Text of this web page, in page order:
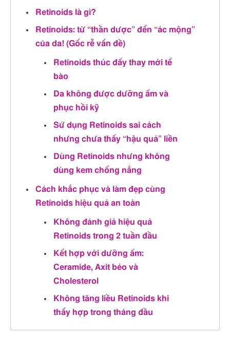
Retinoids là gì?
Retinoids: từ “thần dược” đến “ác mộng”
của da! (Gốc rễ vấn đề)
Retinoids thúc đẩy thay mới tế
bào
Da không được dưỡng ẩm và
phục hồi kỹ
Sử dụng Retinoids sai cách
nhưng chưa thấy “hậu quả” liền
Dùng Retinoids nhưng không
dùng kem chống nắng
Cách khắc phục và làm đẹp cùng
Retinoids hiệu quả an toàn
Không đánh giá hiệu quả
Retinoids trong 2 tuần đầu
Kết hợp với dưỡng ẩm:
Ceramide, Axit béo và
Cholesterol
Không tăng liều Retinoids khi
thấy hợp trong tháng đầu